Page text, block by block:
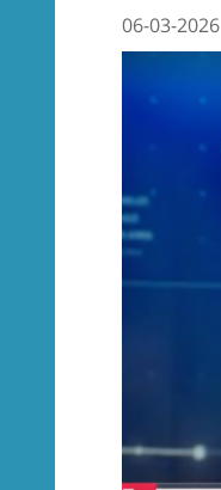
06-03-2026